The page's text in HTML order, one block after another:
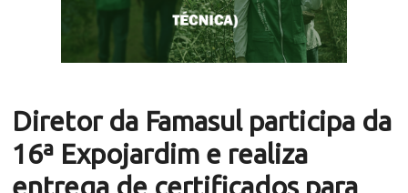
Diretor da Famasul participa da
16ª Expojardim e realiza
entrega de certificados para